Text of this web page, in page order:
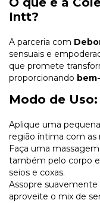
Intt?
A parceria com
sensuais e
que promete
proporcionando
Modo de Uso:
Aplique uma
região íntima com as
Faça uma
também pelo corpo
seios e coxas.
Assopre
aproveite o mix de